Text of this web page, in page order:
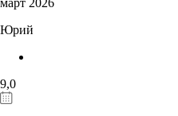
Юрий
9,0